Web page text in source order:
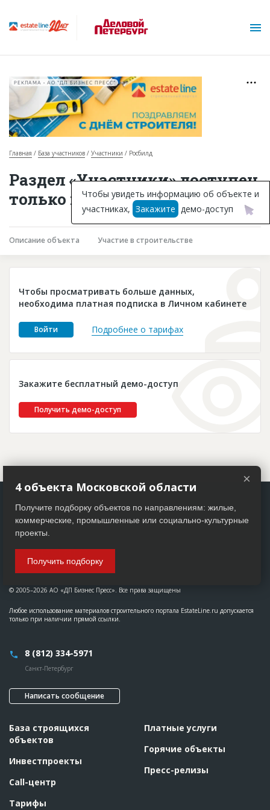
Горячие объекты
База строящихся объектов
Инвестпроекты
Глоссарий
Платные услуги
Пресс-релизы
РЕКЛАМА • АО "ДП БИЗНЕС ПРЕСС"
Главная База участников Участники Росбилд
Раздел «Участники» доступен
только подписчикам
Описание объекта Участие в строительстве
Чтобы просматривать больше данных,
необходима платная подписка в Личном кабинете
Войти Подробнее о тарифах
Закажите бесплатный демо-доступ
Получить демо-доступ
Чтобы увидеть информацию об объекте и
участниках, Закажите демо-доступ
© 2005–2026 АО «ДП Бизнес Пресс». Все права защищены
Любое использование материалов строительного портала EstateLine.ru допускается
только при наличии прямой ссылки.
8 (812) 334-5971
Санкт-Петербург
Написать сообщение
База строящихся
объектов
Инвестпроекты
Call-центр
Тарифы
Платные услуги
Горячие объекты
Пресс-релизы
×
4 объекта Московской области
Получите подборку объектов по направлениям: жилые,
коммерческие, промышленные или социально-культурные
проекты.
Получить подборку